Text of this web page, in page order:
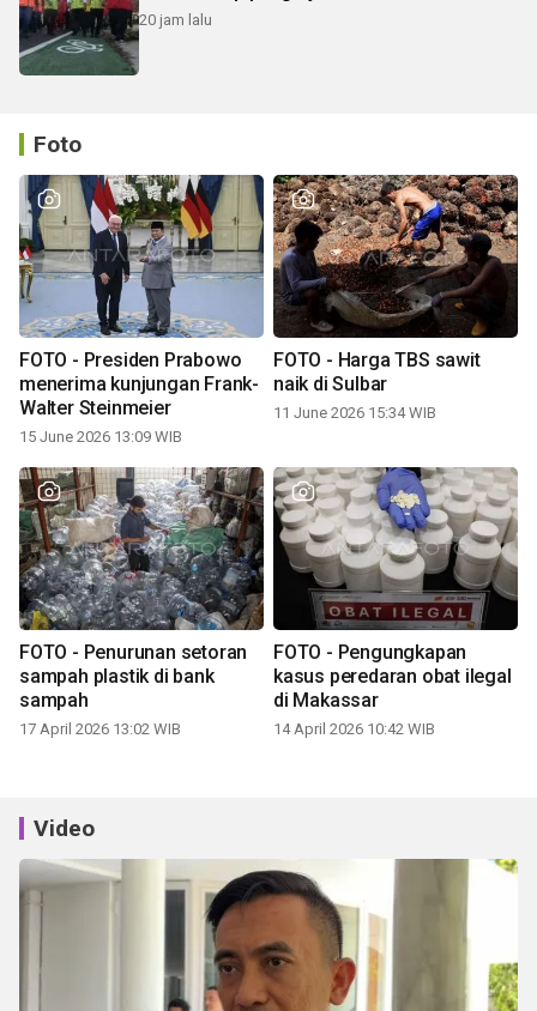
20 jam lalu
Foto
FOTO - Presiden Prabowo
menerima kunjungan Frank-
Walter Steinmeier
15 June 2026 13:09 WIB
FOTO - Harga TBS sawit
naik di Sulbar
11 June 2026 15:34 WIB
FOTO - Penurunan setoran
sampah plastik di bank
sampah
17 April 2026 13:02 WIB
FOTO - Pengungkapan
kasus peredaran obat ilegal
di Makassar
14 April 2026 10:42 WIB
Video